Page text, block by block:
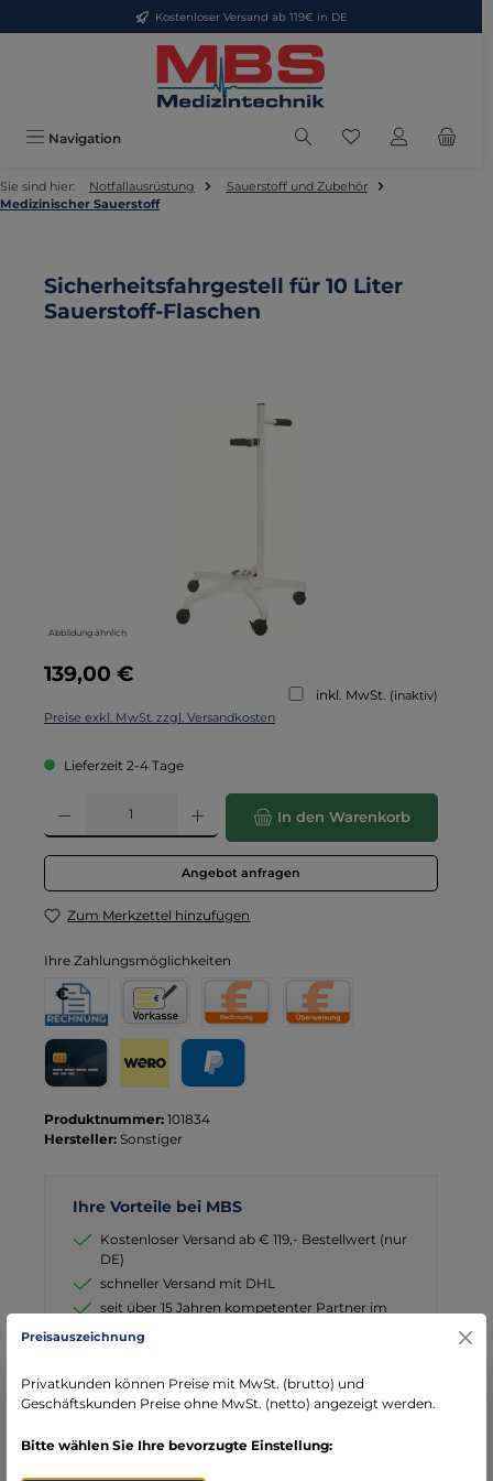
Zum Hauptinhalt springenKostenloser Versand ab 119€ in DE
Navigation Du hast 0
Sie sind hier: Notfallausrüstung
Sauerstoff und Zubehör
Medizinischer Sauerstoff
Sicherheitsfahrgestell für 10 Liter
Sauerstoff-Flaschen
Abbildung ähnlich
Regulärer Preis:
139,00 €
inkl. MwSt. (inaktiv)
Preise exkl. MwSt. zzgl. Versandkosten
Lieferzeit 2-4 Tage
Produkt Anzahl: Gib den gewünschten Wert ein oder benutze die
In den Warenkorb
Angebot anfragen
Zum Merkzettel hinzufügen
Ihre Zahlungsmöglichkeiten
Rechnung
Rechnung für Behörden
Vorkasse
Produktnummer: 101834
Hersteller: Sonstiger
Ihre Vorteile bei MBS
Kostenloser Versand ab € 119,- Bestellwert (nur
DE)
schneller Versand mit DHL
seit über 15 Jahren kompetenter Partner im
Preisauszeichnung
Privatkunden können Preise mit MwSt. (brutto) und
Geschäftskunden Preise ohne MwSt. (netto) angezeigt werden.
Bitte wählen Sie Ihre bevorzugte Einstellung: